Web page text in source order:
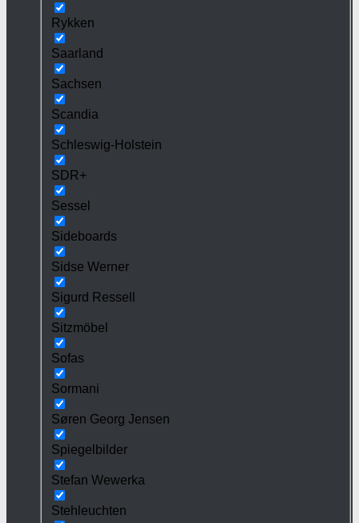
Rykken
Saarland
Sachsen
Scandia
Schleswig-Holstein
SDR+
Sessel
Sideboards
Sidse Werner
Sigurd Ressell
Sitzmöbel
Sofas
Sormani
Søren Georg Jensen
Spiegelbilder
Stefan Wewerka
Stehleuchten